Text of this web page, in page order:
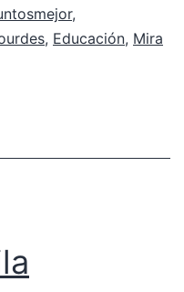
,
, Educación, Mira